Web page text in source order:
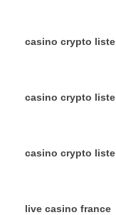
casino crypto liste
casino crypto liste
casino crypto liste
live casino france